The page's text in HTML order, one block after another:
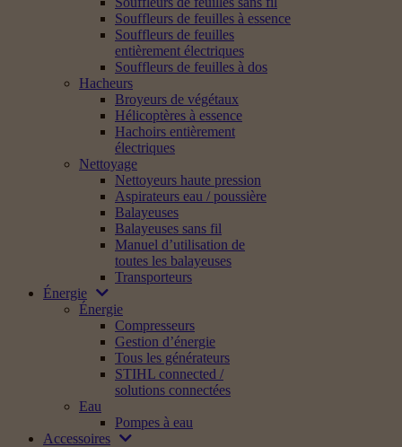
Souffleurs de feuilles à essence
Souffleurs de feuilles
entièrement électriques
Souffleurs de feuilles à dos
Hacheurs
Broyeurs de végétaux
Hélicoptères à essence
Hachoirs entièrement
électriques
Nettoyage
Nettoyeurs haute pression
Aspirateurs eau / poussière
Balayeuses
Balayeuses sans fil
Manuel d’utilisation de
toutes les balayeuses
Transporteurs
Énergie
Énergie
Compresseurs
Gestion d’énergie
Tous les générateurs
STIHL connected /
solutions connectées
Eau
Pompes à eau
Accessoires